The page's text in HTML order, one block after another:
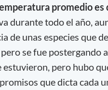
promedio es
durante todo el año,
de unas especies que
se fue postergando
estuvieron, pero hubo
que dicta cada